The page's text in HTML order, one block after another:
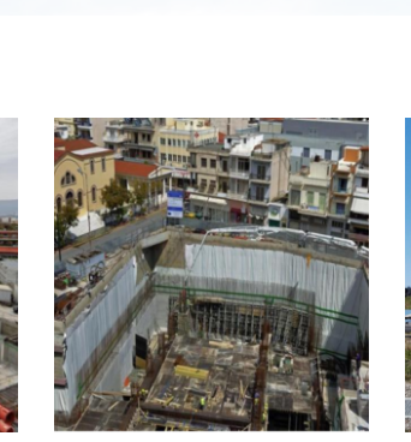
+
ΣΤΑΘΜΌΣ ΜΕΤΡΌ
ΘΕΣΣΑΛΟΝΊΚΗ
Δημόσια έργα